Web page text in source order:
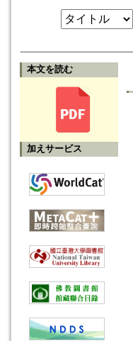
本文を読む
加えサービス